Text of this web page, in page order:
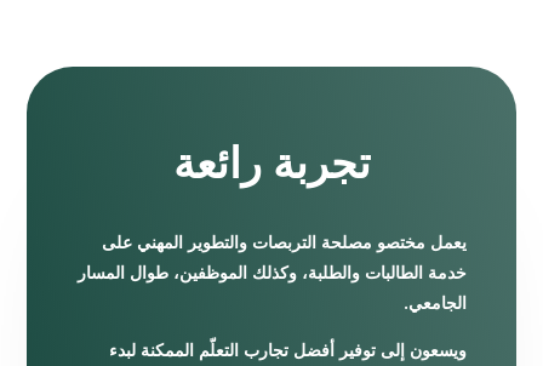
تجربة رائعة
يعمل مختصو مصلحة التربصات والتطوير المهني على
خدمة الطالبات والطلبة، وكذلك الموظفين، طوال المسار
الجامعي.
ويسعون إلى توفير أفضل تجارب التعلّم الممكنة لبدء